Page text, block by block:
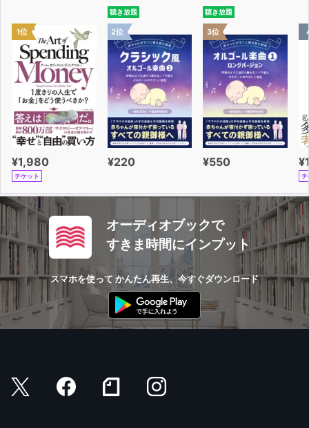
1位
¥1,980
チケット
聴き放題
2位
¥220
聴き放題
3位
¥550
チ
オーディオブックで
すきま時間にインプット
スマホを使って かんたん再生、今すぐダウンロード